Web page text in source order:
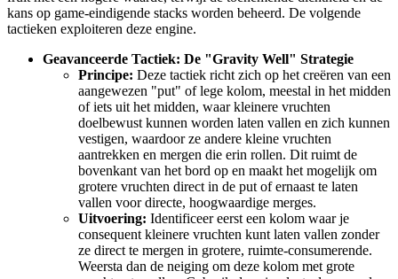
kans op game-eindigende stacks worden beheerd. De volgende
tactieken exploiteren deze engine.
Geavanceerde Tactiek: De "Gravity Well" Strategie
Principe: Deze tactiek richt zich op het creëren van een
aangewezen "put" of lege kolom, meestal in het midden
of iets uit het midden, waar kleinere vruchten
doelbewust kunnen worden laten vallen en zich kunnen
vestigen, waardoor ze andere kleine vruchten
aantrekken en mergen die erin rollen. Dit ruimt de
bovenkant van het bord op en maakt het mogelijk om
grotere vruchten direct in de put of ernaast te laten
vallen voor directe, hoogwaardige merges.
Uitvoering: Identificeer eerst een kolom waar je
consequent kleinere vruchten kunt laten vallen zonder
ze direct te mergen in grotere, ruimte-consumerende.
Weersta dan de neiging om deze kolom met grote